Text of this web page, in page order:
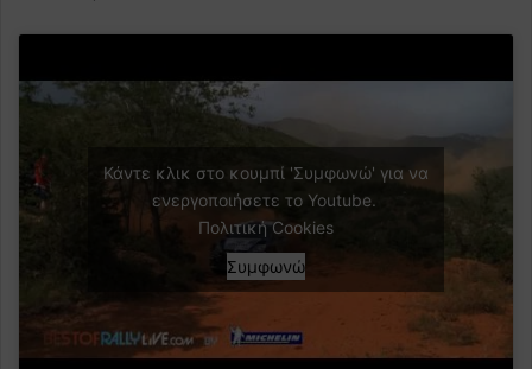
Κάντε κλικ στο κουμπί 'Συμφωνώ' για να
ενεργοποιήσετε το Youtube.
Πολιτική Cookies
Συμφωνώ